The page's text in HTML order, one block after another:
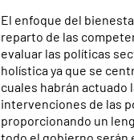
El enfoque del
reparto de las
evaluar las políticas
holística ya que se
cuales habrán actuado
intervenciones de las
proporcionando un